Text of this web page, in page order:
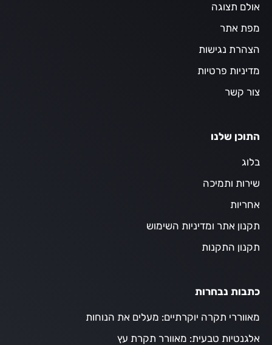
אולם תצוגה
מפת אתר
הצהרת נגישות
מדיניות פרטיות
צור קשר
התוכן שלנו
בלוג
שירות ותמיכה
אחריות
תקנון אתר ומדיניות השימוש
תקנון התקנות
כתבות נבחרות
מאווררי תקרה יוקרתיים: מעלים את הנוחות
אלגנטיות טבעית: מאוורר תקרת עץ